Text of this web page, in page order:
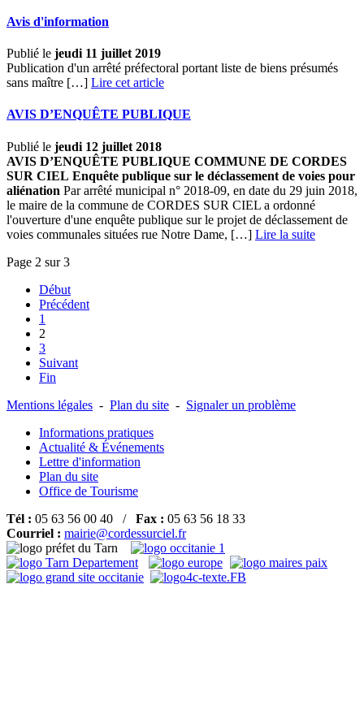
Avis d'information
Publié le jeudi 11 juillet 2019
Publication d'un arrêté préfectoral portant liste de biens présumés
sans maître […] Lire cet article
AVIS D’ENQUÊTE PUBLIQUE
Publié le jeudi 12 juillet 2018
AVIS D’ENQUÊTE PUBLIQUE COMMUNE DE CORDES
SUR CIEL Enquête publique sur le déclassement de voies pour
aliénation Par arrêté municipal n° 2018-09, en date du 29 juin 2018,
le maire de la commune de CORDES SUR CIEL a ordonné
l'ouverture d'une enquête publique sur le projet de déclassement de
voies communales situées rue Notre Dame, […] ­ Lire la suite
Page 2 sur 3
Début
Précédent
1
2
3
Suivant
Fin
Mentions légales - Plan du site - Signaler un problème
Informations pratiques
Actualité & Événements
Lettre d'information
Plan du site
Office de Tourisme
Tél : 05 63 56 00 40 / Fax : 05 63 56 18 33
Courriel : mairie@cordessurciel.fr